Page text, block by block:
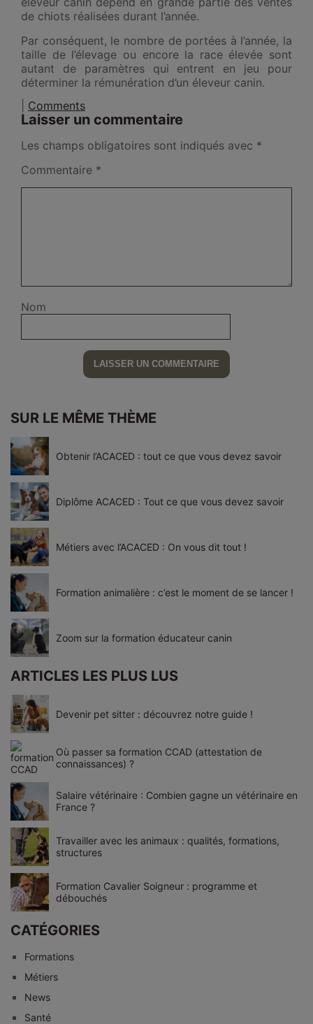
de chiots réalisées durant l’année.
Par conséquent, le nombre de portées à l’année, la
taille de l’élevage ou encore la race élevée sont
autant de paramètres qui entrent en jeu pour
déterminer la rémunération d’un éleveur canin.
Comments
Laisser un commentaire
Les champs obligatoires sont indiqués avec *
Commentaire *
Nom
SUR LE MÊME THÈME
Obtenir l’ACACED : tout ce que vous devez savoir
Diplôme ACACED : Tout ce que vous devez savoir
Métiers avec l’ACACED : On vous dit tout !
Formation animalière : c’est le moment de se lancer !
Zoom sur la formation éducateur canin
ARTICLES LES PLUS LUS
Devenir pet sitter : découvrez notre guide !
Où passer sa formation CCAD (attestation de
connaissances) ?
Salaire vétérinaire : Combien gagne un vétérinaire en
France ?
Travailler avec les animaux : qualités, formations,
structures
Formation Cavalier Soigneur : programme et
débouchés
CATÉGORIES
Formations
Métiers
News
Santé